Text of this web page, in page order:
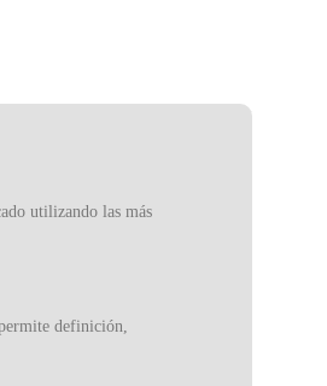
utilizando las más
definición,